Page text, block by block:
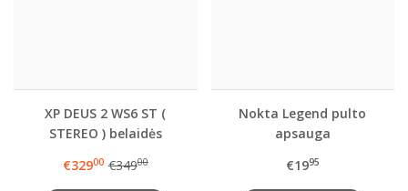
XP DEUS 2 WS6 ST (
STEREO ) belaidės
€32900 €34900
Nokta Legend pulto
apsauga
€1995